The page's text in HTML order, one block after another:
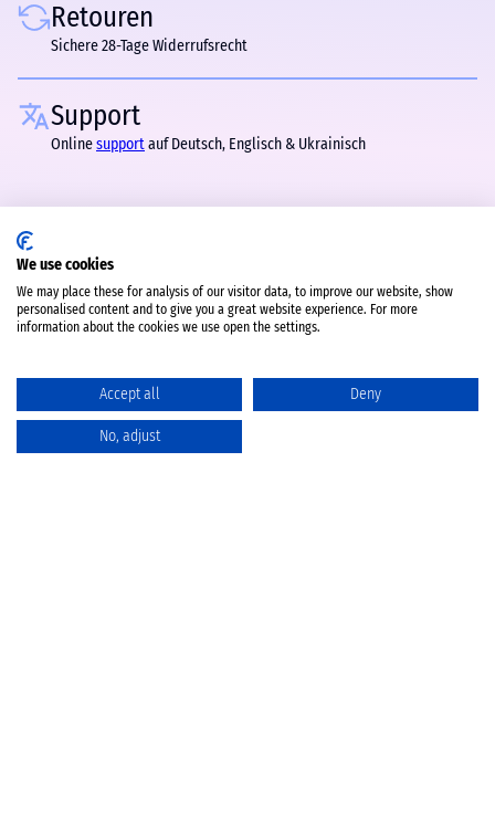
Retouren
Sichere 28-Tage Widerrufsrecht
Support
Onlinesupportauf Deutsch, Englisch & Ukrainisch
We use cookies
We may place these for analysis of our visitor data, to improve our website, show
personalised content and to give you a great website experience. For more
information about the cookies we use open the settings.
Accept all Deny
No, adjust